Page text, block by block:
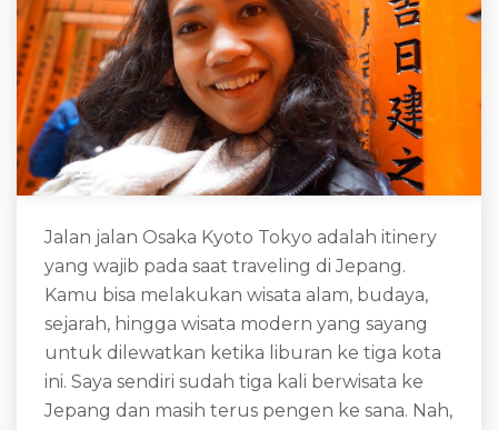
Jalan jalan Osaka Kyoto Tokyo adalah itinery
yang wajib pada saat traveling di Jepang.
Kamu bisa melakukan wisata alam, budaya,
sejarah, hingga wisata modern yang sayang
untuk dilewatkan ketika liburan ke tiga kota
ini. Saya sendiri sudah tiga kali berwisata ke
Jepang dan masih terus pengen ke sana. Nah,